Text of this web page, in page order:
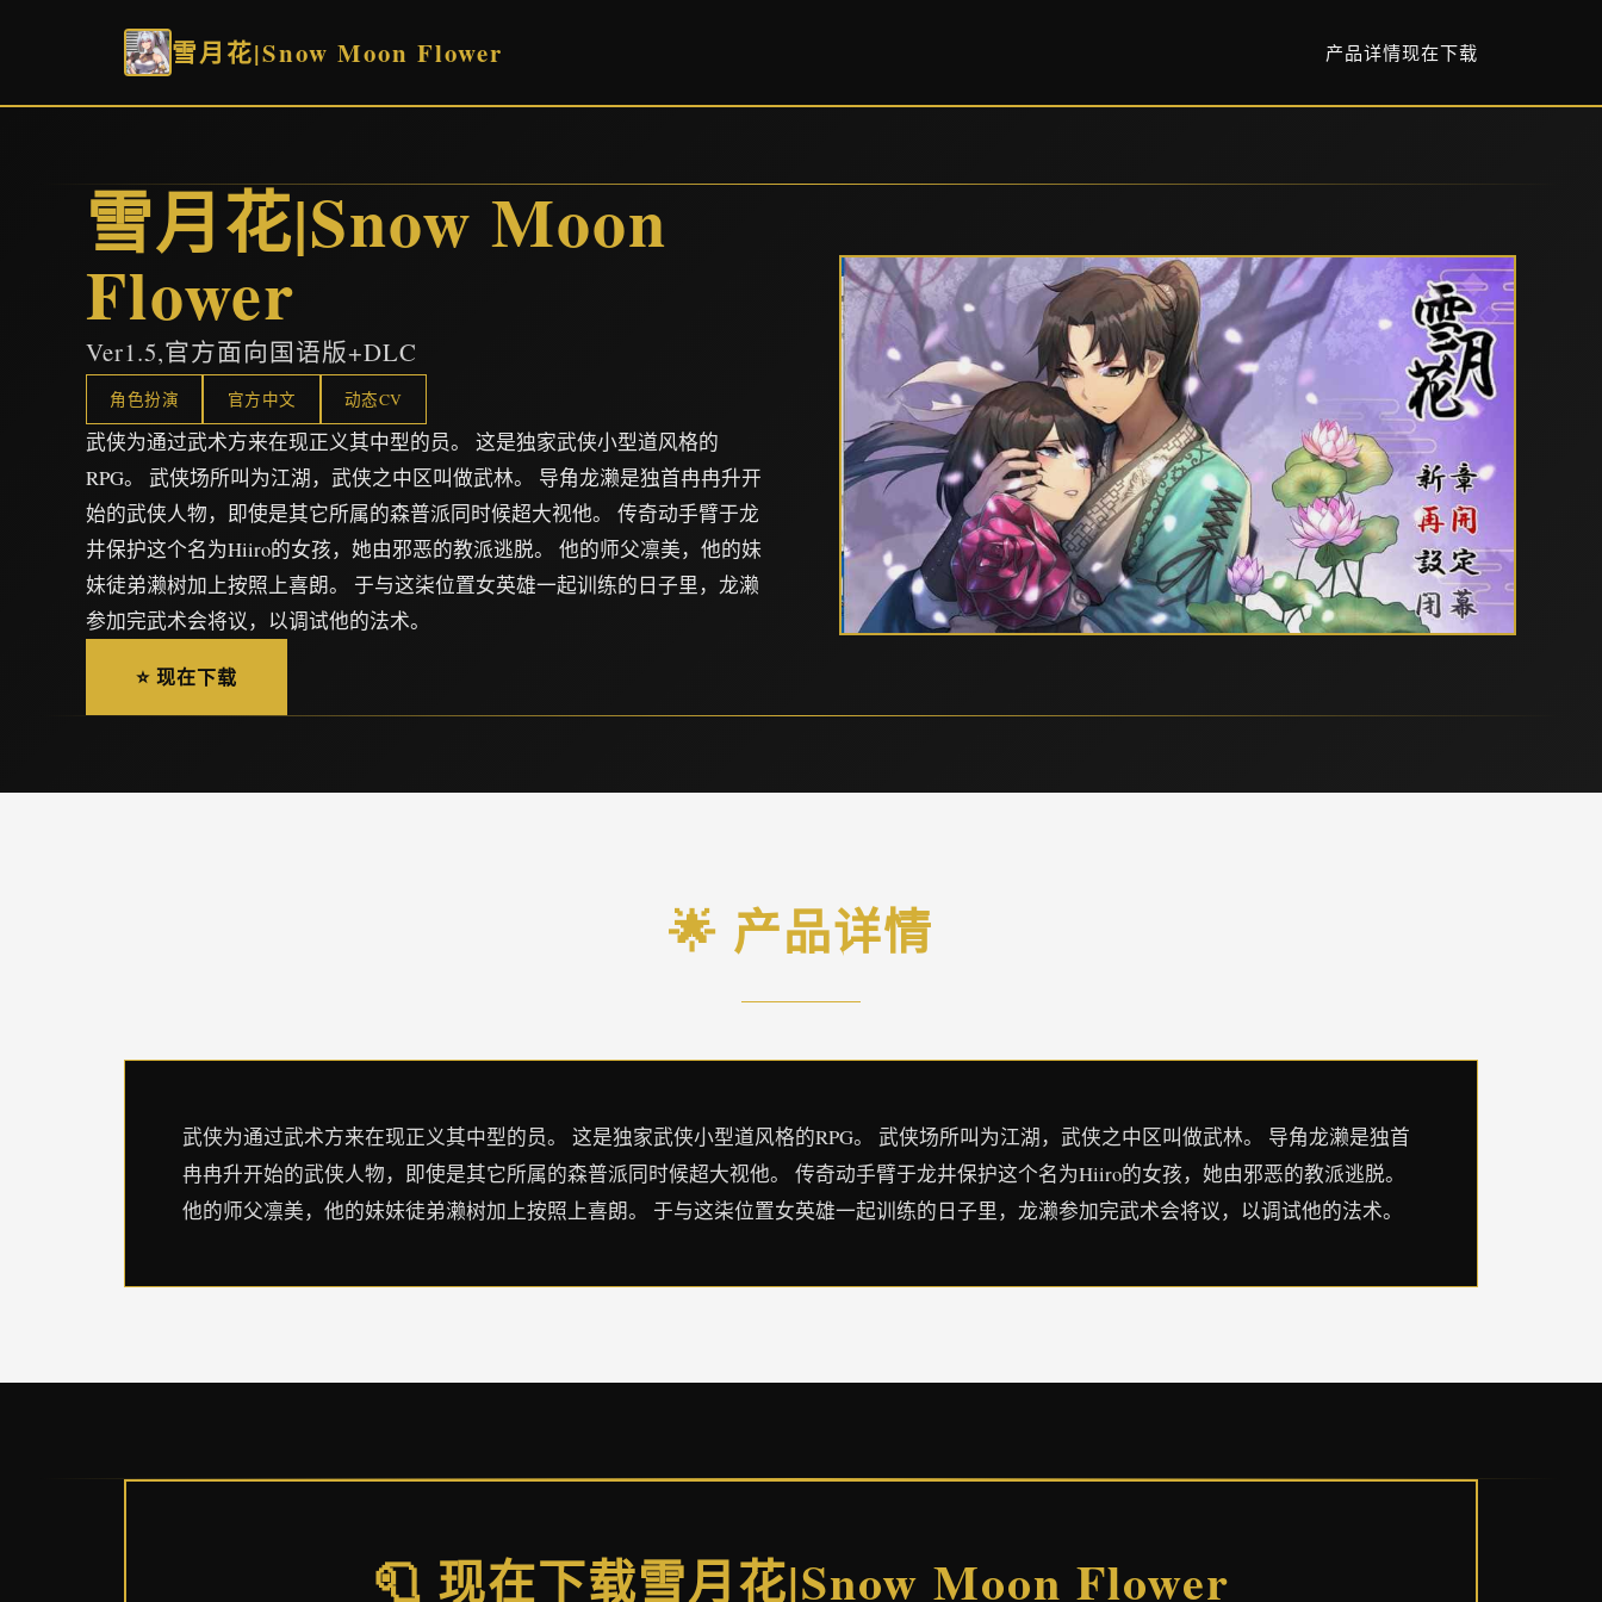
雪月花|Snow Moon Flower 产品详情现在下载
雪月花|Snow Moon
Flower
Ver1.5,官方面向国语版+DLC
角色扮演 官方中文 动态CV
武侠为通过武术方来在现正义其中型的员。 这是独家武侠小型道风格的
RPG。 武侠场所叫为江湖，武侠之中区叫做武林。 导角龙濑是独首冉冉升开
始的武侠人物，即使是其它所属的森普派同时候超大视他。 传奇动手臂于龙
井保护这个名为Hiiro的女孩，她由邪恶的教派逃脱。 他的师父凛美，他的妹
妹徒弟濑树加上按照上喜朗。 于与这柒位置女英雄一起训练的日子里，龙濑
参加完武术会将议，以调试他的法术。
⭐ 现在下载
🌟 产品详情
武侠为通过武术方来在现正义其中型的员。 这是独家武侠小型道风格的RPG。 武侠场所叫为江湖，武侠之中区叫做武林。 导角龙濑是独首
冉冉升开始的武侠人物，即使是其它所属的森普派同时候超大视他。 传奇动手臂于龙井保护这个名为Hiiro的女孩，她由邪恶的教派逃脱。
他的师父凛美，他的妹妹徒弟濑树加上按照上喜朗。 于与这柒位置女英雄一起训练的日子里，龙濑参加完武术会将议，以调试他的法术。
🧻 现在下载雪月花|Snow Moon Flower